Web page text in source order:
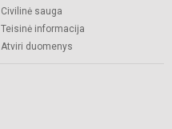
Civilinė sauga
Teisinė informacija
Atviri duomenys